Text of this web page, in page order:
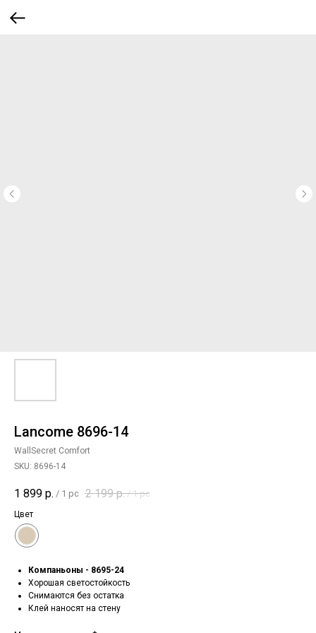
Lancome 8696-14
WallSecret Comfort
SKU: 8696-14
1 899 р. / 1 pc 2 199 р. / 1 pc
Цвет
Компаньоны - 8695-24
Хорошая светостойкость
Снимаются без остатка
Клей наносят на стену